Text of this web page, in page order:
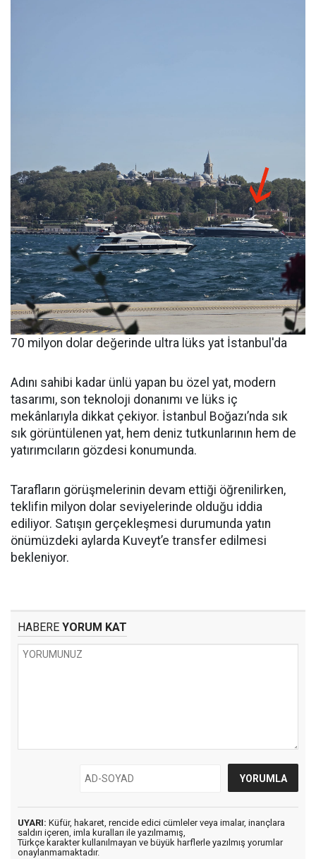
70 milyon dolar değerinde ultra lüks yat İstanbul'da
Adını sahibi kadar ünlü yapan bu özel yat, modern
tasarımı, son teknoloji donanımı ve lüks iç
mekânlarıyla dikkat çekiyor. İstanbul Boğazı’nda sık
sık görüntülenen yat, hem deniz tutkunlarının hem de
yatırımcıların gözdesi konumunda.
Tarafların görüşmelerinin devam ettiği öğrenilirken,
teklifin milyon dolar seviyelerinde olduğu iddia
ediliyor. Satışın gerçekleşmesi durumunda yatın
önümüzdeki aylarda Kuveyt’e transfer edilmesi
bekleniyor.
HABERE YORUM KAT
UYARI: Küfür, hakaret, rencide edici cümleler veya imalar, inançlara
saldırı içeren, imla kuralları ile yazılmamış,
Türkçe karakter kullanılmayan ve büyük harflerle yazılmış yorumlar
onaylanmamaktadır.